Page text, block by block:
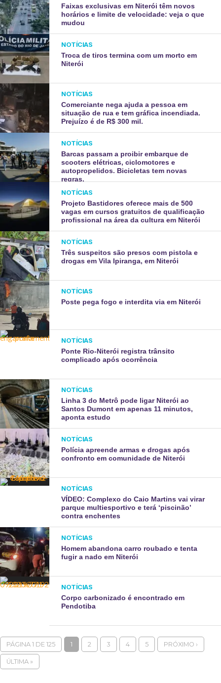
Faixas exclusivas em Niterói têm novos
horários e limite de velocidade: veja o que
mudou
NOTÍCIAS
Troca de tiros termina com um morto em
Niterói
NOTÍCIAS
Comerciante nega ajuda a pessoa em
situação de rua e tem gráfica incendiada.
Prejuízo é de R$ 300 mil.
NOTÍCIAS
Barcas passam a proibir embarque de
scooters elétricas, ciclomotores e
autopropelidos. Bicicletas tem novas
regras.
NOTÍCIAS
Projeto Bastidores oferece mais de 500
vagas em cursos gratuitos de qualificação
profissional na área da cultura em Niterói
NOTÍCIAS
Três suspeitos são presos com pistola e
drogas em Vila Ipiranga, em Niterói
NOTÍCIAS
Poste pega fogo e interdita via em Niterói
NOTÍCIAS
Ponte Rio-Niterói registra trânsito
complicado após ocorrência
NOTÍCIAS
Linha 3 do Metrô pode ligar Niterói ao
Santos Dumont em apenas 11 minutos,
aponta estudo
NOTÍCIAS
Polícia apreende armas e drogas após
confronto em comunidade de Niterói
NOTÍCIAS
VÍDEO: Complexo do Caio Martins vai virar
parque multiesportivo e terá ‘piscinão’
contra enchentes
NOTÍCIAS
Homem abandona carro roubado e tenta
fugir a nado em Niterói
NOTÍCIAS
Corpo carbonizado é encontrado em
Pendotiba
PÁGINA 1 DE 125 1 2 3 4 5 PRÓXIMO ›
ÚLTIMA »